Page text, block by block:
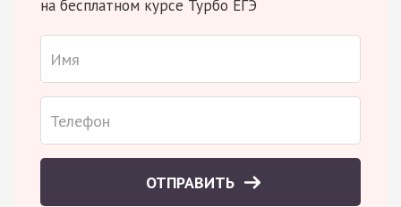
на бесплатном курсе Турбо ЕГЭ
ОТПРАВИТЬ